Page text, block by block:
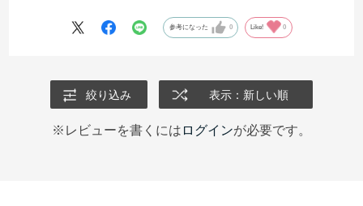
参考になった 0 Like! 0
絞り込み 表示：新しい順
※レビューを書くには ログインが必要です。